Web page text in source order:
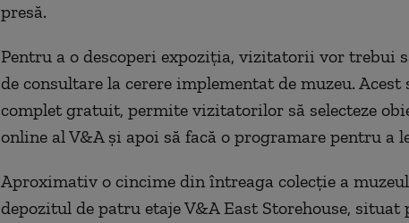
presă.
Pentru a o descoperi expoziţia, vizitatorii vor trebui
de consultare la cerere implementat de muzeu. Acest
complet gratuit, permite vizitatorilor să selecteze
online al V&A şi apoi să facă o programare pentru a
Aproximativ o cincime din întreaga colecţie a
depozitul de patru etaje V&A East Storehouse,